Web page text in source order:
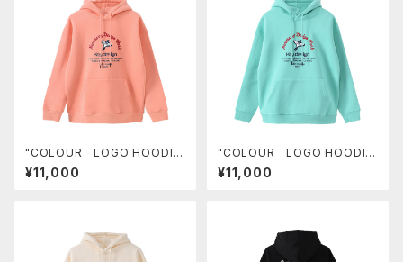
"COLOUR＿LOGO HOODIE
＿THANX"
¥11,000
"COLOUR＿LOGO HOODIE
＿THANX"
¥11,000